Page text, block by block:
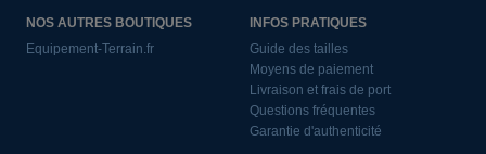
NOS AUTRES BOUTIQUES
Equipement-Terrain.fr
INFOS PRATIQUES
Guide des tailles
Moyens de paiement
Livraison et frais de port
Questions fréquentes
Garantie d'authenticité